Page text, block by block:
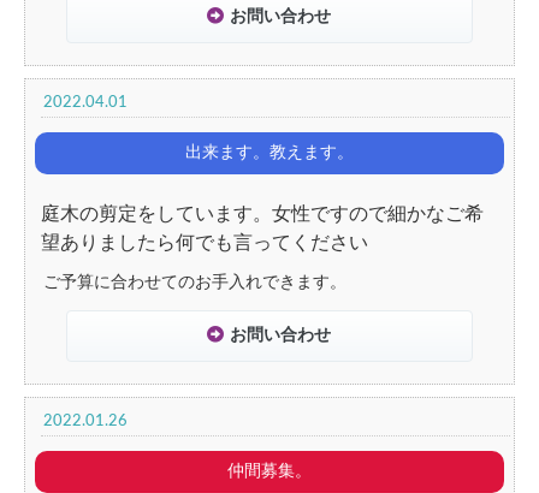
お問い合わせ
2022.04.01
出来ます。教えます。
庭木の剪定をしています。女性ですので細かなご希
望ありましたら何でも言ってください
ご予算に合わせてのお手入れできます。
お問い合わせ
2022.01.26
仲間募集。